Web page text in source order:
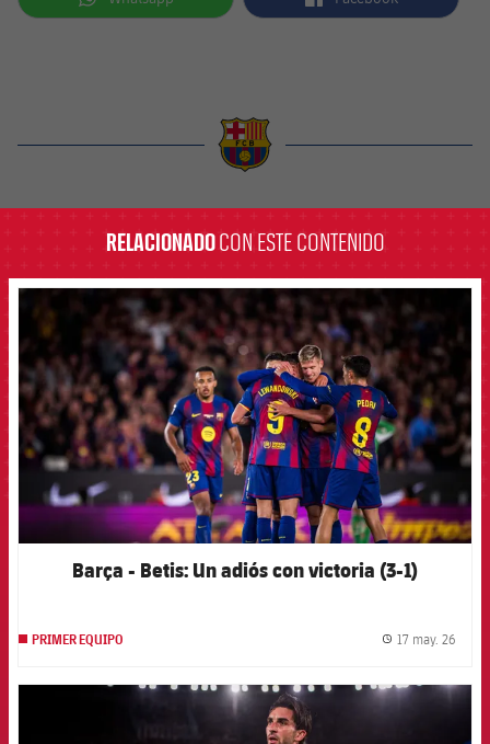
RELACIONADOCON ESTE CONTENIDO
FCB Barcelona badge
Barça - Betis: Un adiós con victoria (3-1)
PRIMER EQUIPO 17 may. 26
FCB Barcelona badge